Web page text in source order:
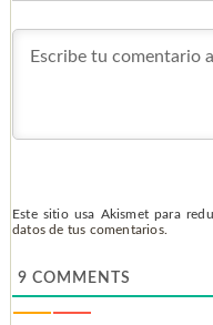
Este sitio usa Akismet para
datos de tus comentarios.
9 COMMENTS